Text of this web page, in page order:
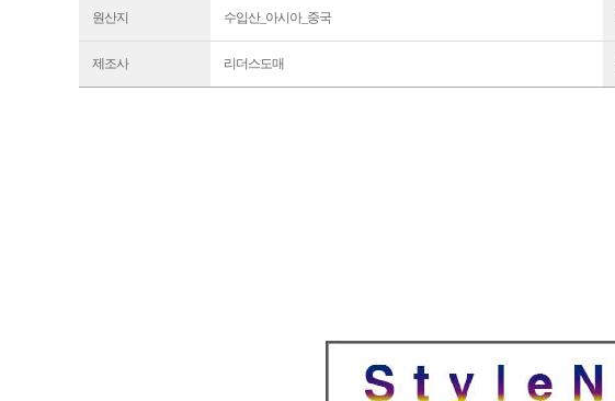
원산지 수입산_아시아_중국
제조사 리더스도매